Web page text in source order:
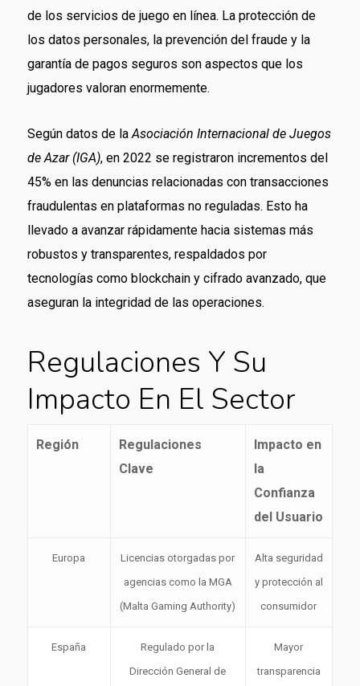
de los servicios de juego en línea. La protección de
los datos personales, la prevención del fraude y la
garantía de pagos seguros son aspectos que los
jugadores valoran enormemente.
Según datos de laAsociación Internacional de Juegos
de Azar (IGA), en 2022 se registraron incrementos del
45% en las denuncias relacionadas con transacciones
fraudulentas en plataformas no reguladas. Esto ha
llevado a avanzar rápidamente hacia sistemas más
robustos y transparentes, respaldados por
tecnologías como blockchain y cifrado avanzado, que
aseguran la integridad de las operaciones.
Regulaciones Y Su
Impacto En El Sector
Región
Regulaciones
Clave
Impacto en
la
Confianza
del Usuario
Europa
Licencias otorgadas por
agencias como la MGA
(Malta Gaming Authority)
Alta seguridad
y protección al
consumidor
España
Regulado por la
Dirección General de
Mayor
transparencia